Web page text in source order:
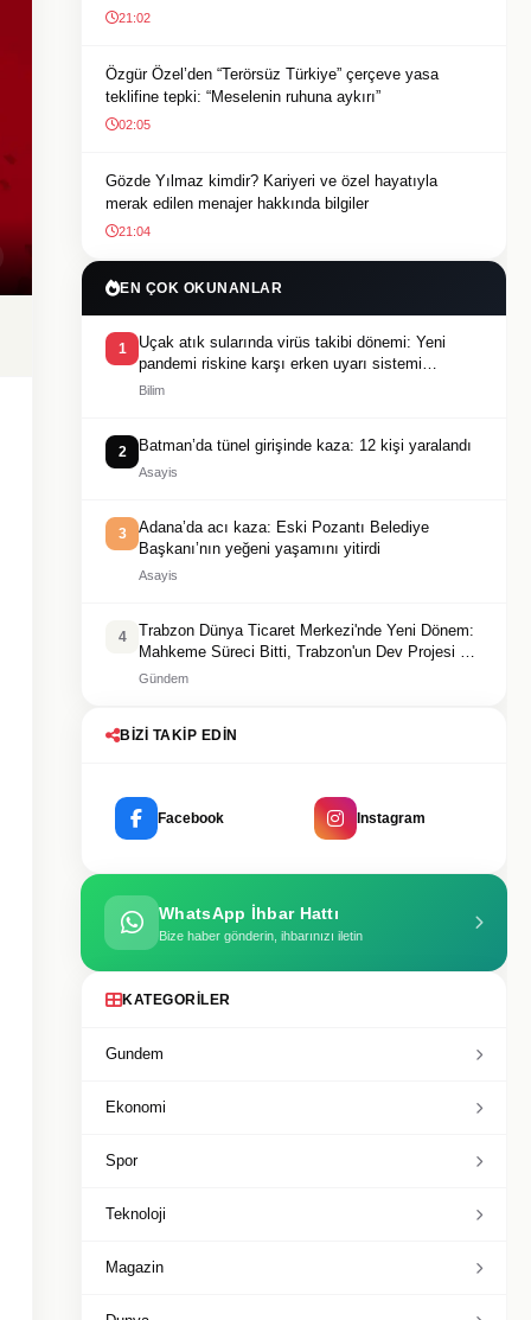
21:02
Özgür Özel’den “Terörsüz Türkiye” çerçeve yasa
teklifine tepki: “Meselenin ruhuna aykırı”
02:05
Gözde Yılmaz kimdir? Kariyeri ve özel hayatıyla
merak edilen menajer hakkında bilgiler
21:04
EN ÇOK OKUNANLAR
1
Uçak atık sularında virüs takibi dönemi: Yeni
pandemi riskine karşı erken uyarı sistemi
geliştiriliyor
Bilim
2 Batman’da tünel girişinde kaza: 12 kişi yaralandı
Asayis
3
Adana’da acı kaza: Eski Pozantı Belediye
Başkanı’nın yeğeni yaşamını yitirdi
Asayis
4
Trabzon Dünya Ticaret Merkezi'nde Yeni Dönem:
Mahkeme Süreci Bitti, Trabzon'un Dev Projesi Ne
Zaman Tamamlanacak?
Gündem
BIZI TAKIP EDIN
Facebook Instagram
WhatsApp İhbar Hattı
Bize haber gönderin, ihbarınızı iletin
KATEGORILER
Gundem
Ekonomi
Spor
Teknoloji
Magazin